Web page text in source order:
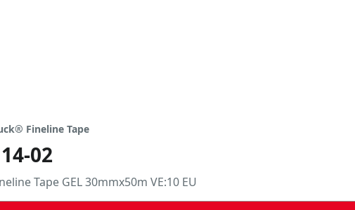
Fineline Tape
02
Tape GEL 30mmx50m VE:10 EU